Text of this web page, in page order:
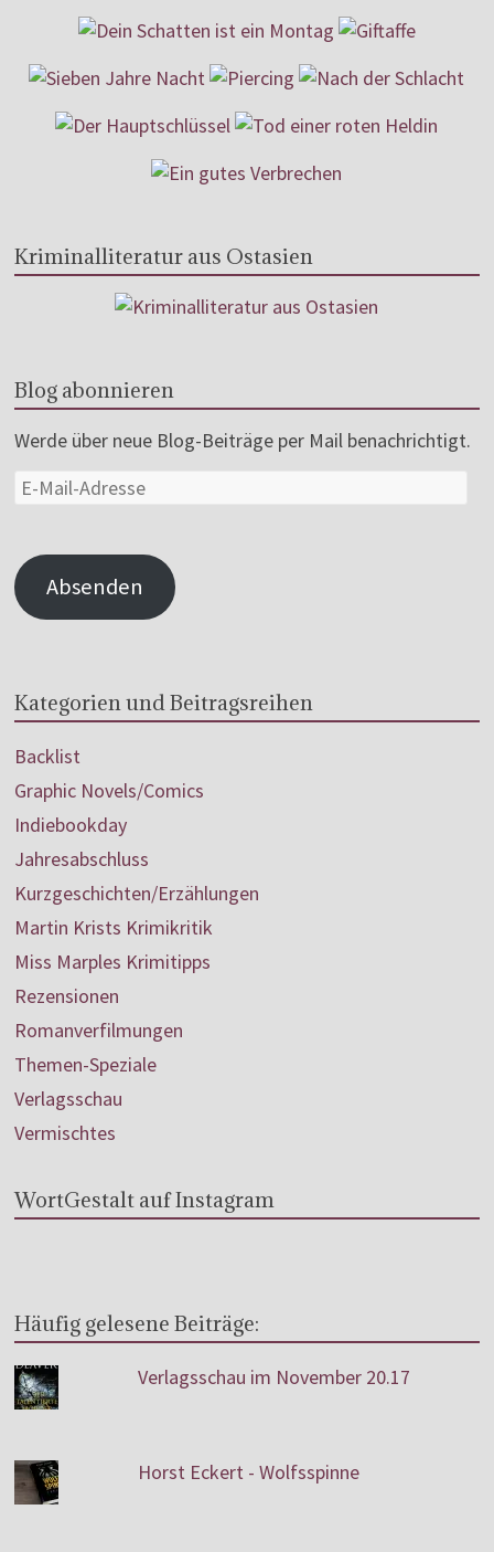
Kriminalliteratur aus Ostasien
Blog abonnieren
Werde über neue Blog-Beiträge per Mail benachrichtigt.
Absenden
Kategorien und Beitragsreihen
Backlist
Graphic Novels/Comics
Indiebookday
Jahresabschluss
Kurzgeschichten/Erzählungen
Martin Krists Krimikritik
Miss Marples Krimitipps
Rezensionen
Romanverfilmungen
Themen-Speziale
Verlagsschau
Vermischtes
WortGestalt auf Instagram
Häufig gelesene Beiträge:
Verlagsschau im November 20.17
Horst Eckert - Wolfsspinne